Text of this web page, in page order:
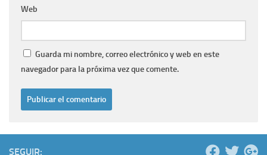
Web
Guarda mi nombre, correo electrónico y web en este
navegador para la próxima vez que comente.
SEGUIR: